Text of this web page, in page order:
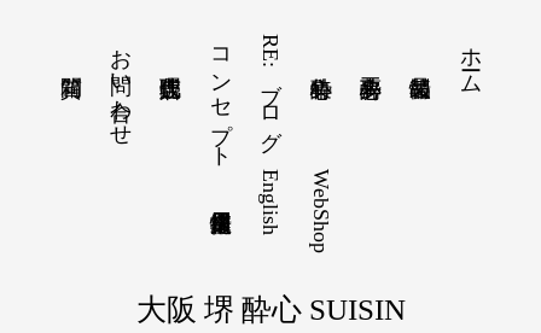
ホーム
RE:ブログ
コンセプト
お問い合わせ
WebShop
English
大阪 堺 酔心 SUISIN